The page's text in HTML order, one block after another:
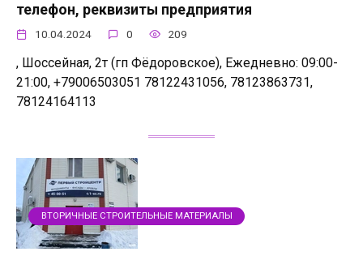
телефон, реквизиты предприятия
10.04.2024 0 209
, Шоссейная, 2т (гп Фёдоровское), Ежедневно: 09:00-
21:00, +79006503051 78122431056, 78123863731,
78124164113
ВТОРИЧНЫЕ СТРОИТЕЛЬНЫЕ МАТЕРИАЛЫ